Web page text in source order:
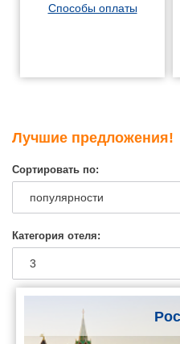
Способы оплаты
Лучшие предложения!
Сортировать по:
Категория отеля: